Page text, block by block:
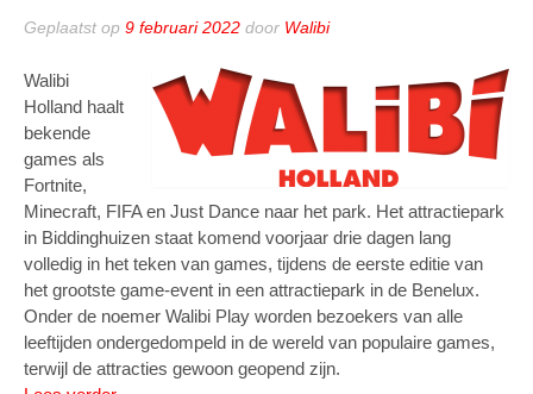
Geplaatst op 9 februari 2022 door Walibi
Walibi
Holland haalt
bekende
games als
Fortnite,
Minecraft, FIFA en Just Dance naar het park. Het attractiepark
in Biddinghuizen staat komend voorjaar drie dagen lang
volledig in het teken van games, tijdens de eerste editie van
het grootste game-event in een attractiepark in de Benelux.
Onder de noemer Walibi Play worden bezoekers van alle
leeftijden ondergedompeld in de wereld van populaire games,
terwijl de attracties gewoon geopend zijn.